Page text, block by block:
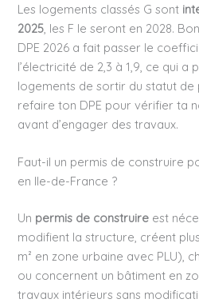
Les logements classés G sont
2025 , les F le seront en 2028.
DPE 2026 a fait passer le
l’électricité de 2,3 à 1,9, ce qui a
logements de sortir du statut de
refaire ton DPE pour vérifier ta
avant d’engager des travaux.
Faut-il un permis de construire
en Ile-de-France ?
Un permis de construire est
modifient la structure, créent
m² en zone urbaine avec PLU),
ou concernent un bâtiment en
travaux intérieurs sans